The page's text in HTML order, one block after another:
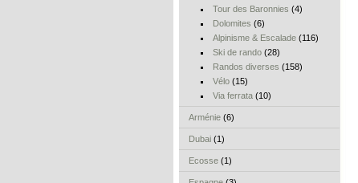
Tour des Baronnies (4)
Dolomites (6)
Alpinisme & Escalade(116)
Ski de rando(28)
Randos diverses (158)
Vélo(15)
Via ferrata(10)
Arménie (6)
Dubai (1)
Ecosse (1)